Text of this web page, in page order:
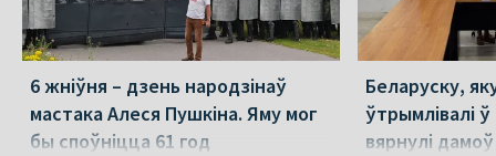
6 жніўня – дзень народзінаў
мастака Алеся Пушкіна. Яму мог
бы споўніцца 61 год
Беларуску,
ўтрымлівалі ў
вярнулі дамоў